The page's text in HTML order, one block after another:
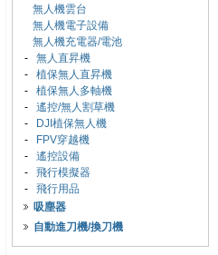
無人機雲台
無人機電子設備
無人機充電器/電池
- 無人直昇機
- 植保無人直昇機
- 植保無人多軸機
- 遙控/無人割草機
-
DJI植保無人機
-
FPV穿越機
- 遙控設備
- 飛行模擬器
- 飛行用品
吸塵器
自動進刀機/換刀機